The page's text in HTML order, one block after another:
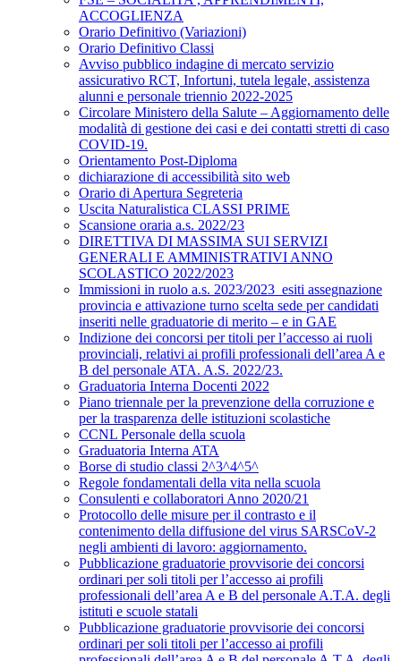
ACCOGLIENZA
Orario Definitivo (Variazioni)
Orario Definitivo Classi
Avviso pubblico indagine di mercato servizio
assicurativo RCT, Infortuni, tutela legale, assistenza
alunni e personale triennio 2022-2025
Circolare Ministero della Salute – Aggiornamento delle
modalità di gestione dei casi e dei contatti stretti di caso
COVID-19.
Orientamento Post-Diploma
dichiarazione di accessibilità sito web
Orario di Apertura Segreteria
Uscita Naturalistica CLASSI PRIME
Scansione oraria a.s. 2022/23
DIRETTIVA DI MASSIMA SUI SERVIZI
GENERALI E AMMINISTRATIVI ANNO
SCOLASTICO 2022/2023
Immissioni in ruolo a.s. 2023/2023_esiti assegnazione
provincia e attivazione turno scelta sede per candidati
inseriti nelle graduatorie di merito – e in GAE
Indizione dei concorsi per titoli per l’accesso ai ruoli
provinciali, relativi ai profili professionali dell’area A e
B del personale ATA. A.S. 2022/23.
Graduatoria Interna Docenti 2022
Piano triennale per la prevenzione della corruzione e
per la trasparenza delle istituzioni scolastiche
CCNL Personale della scuola
Graduatoria Interna ATA
Borse di studio classi 2^3^4^5^
Regole fondamentali della vita nella scuola
Consulenti e collaboratori Anno 2020/21
Protocollo delle misure per il contrasto e il
contenimento della diffusione del virus SARSCoV-2
negli ambienti di lavoro: aggiornamento.
Pubblicazione graduatorie provvisorie dei concorsi
ordinari per soli titoli per l’accesso ai profili
professionali dell’area A e B del personale A.T.A. degli
istituti e scuole statali
Pubblicazione graduatorie provvisorie dei concorsi
ordinari per soli titoli per l’accesso ai profili